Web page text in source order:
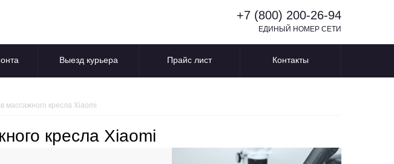
+7 (800) 200-26-94
ЕДИНЫЙ НОМЕР СЕТИ
Выезд курьера Прайс лист Контакты
массажного кресла Xiaomi
кресла Xiaomi